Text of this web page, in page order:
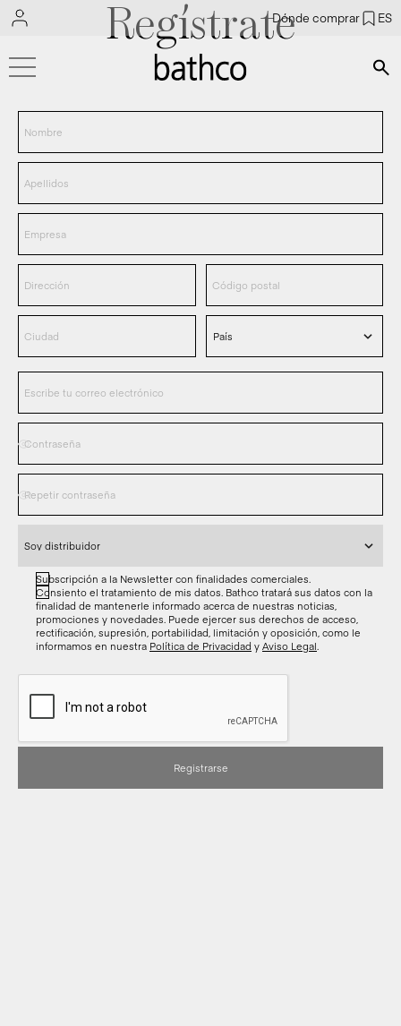
Dónde comprar ES
Regístrate
Subscripción a la Newsletter con finalidades comerciales.
Consiento el tratamiento de mis datos. Bathco tratará sus datos con la
finalidad de mantenerle informado acerca de nuestras noticias,
promociones y novedades. Puede ejercer sus derechos de acceso,
rectificación, supresión, portabilidad, limitación y oposición, como le
informamos en nuestra Política de Privacidad y Aviso Legal.